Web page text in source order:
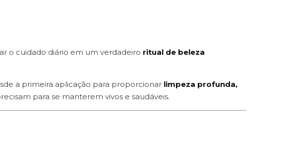
o cuidado diário em um verdadeiro ritual de beleza
a primeira aplicação para proporcionar limpeza profunda,
para se manterem vivos e saudáveis.